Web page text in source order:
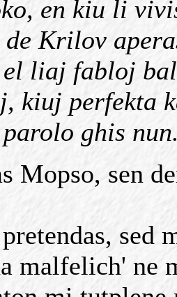
en kiu li
de Krilov
liaj fabloj
kiuj perfekta
ghis
Mopso, sen
sed
malfelich' ne